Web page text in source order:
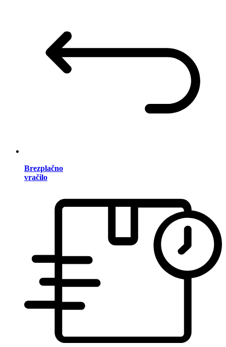
Brezplačno
vračilo